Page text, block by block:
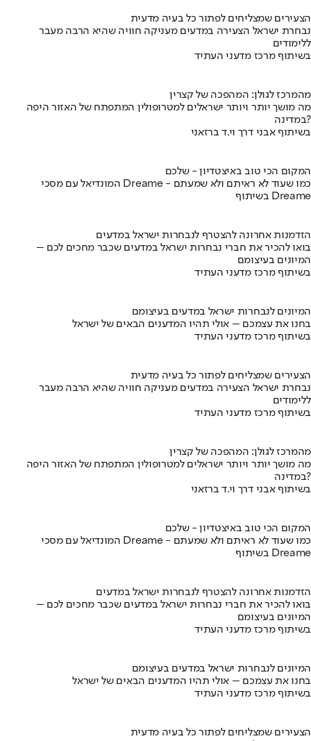
הצעירים שמצליחים לפתור כל בעיה מדעית
נבחרת ישראל הצעירה במדעים מעניקה חוויה שהיא הרבה מעבר
ללימודים
בשיתוף מרכז מדעני העתיד
מהמרכז לגולן: המהפכה של קצרין
מה מושך יותר ויותר ישראלים למטרופולין המתפתח של האזור היפה
במדינה?
בשיתוף אבני דרך וי.ד ברזאני
המקום הכי טוב באיצטדיון - שלכם
המונדיאל עם מסכי Dreame - כמו שעוד לא ראיתם ולא שמעתם
בשיתוף Dreame
הזדמנות אחרונה להצטרף לנבחרות ישראל במדעים
בואו להכיר את חברי נבחרות ישראל במדעים שכבר מחכים לכם –
המיונים בעיצומם
בשיתוף מרכז מדעני העתיד
המיונים לנבחרות ישראל במדעים בעיצומם
בחנו את עצמכם – אולי תהיו המדענים הבאים של ישראל
בשיתוף מרכז מדעני העתיד
הצעירים שמצליחים לפתור כל בעיה מדעית
נבחרת ישראל הצעירה במדעים מעניקה חוויה שהיא הרבה מעבר
ללימודים
בשיתוף מרכז מדעני העתיד
מהמרכז לגולן: המהפכה של קצרין
מה מושך יותר ויותר ישראלים למטרופולין המתפתח של האזור היפה
במדינה?
בשיתוף אבני דרך וי.ד ברזאני
המקום הכי טוב באיצטדיון - שלכם
המונדיאל עם מסכי Dreame - כמו שעוד לא ראיתם ולא שמעתם
בשיתוף Dreame
הזדמנות אחרונה להצטרף לנבחרות ישראל במדעים
בואו להכיר את חברי נבחרות ישראל במדעים שכבר מחכים לכם –
המיונים בעיצומם
בשיתוף מרכז מדעני העתיד
המיונים לנבחרות ישראל במדעים בעיצומם
בחנו את עצמכם – אולי תהיו המדענים הבאים של ישראל
בשיתוף מרכז מדעני העתיד
הצעירים שמצליחים לפתור כל בעיה מדעית